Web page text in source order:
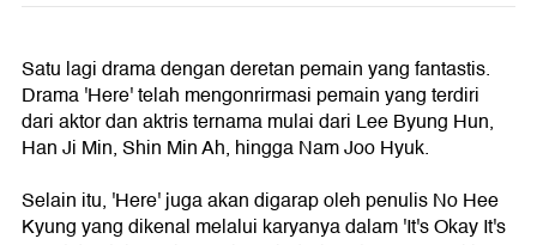
Satu lagi drama dengan deretan pemain yang fantastis.
Drama 'Here' telah mengonrirmasi pemain yang terdiri
dari aktor dan aktris ternama mulai dari Lee Byung Hun,
Han Ji Min, Shin Min Ah, hingga Nam Joo Hyuk.
Selain itu, 'Here' juga akan digarap oleh penulis No Hee
Kyung yang dikenal melalui karyanya dalam 'It's Okay It's